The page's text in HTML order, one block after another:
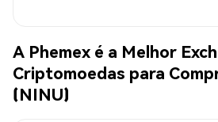
A Phemex é a Melhor
Criptomoedas para
(NINU)